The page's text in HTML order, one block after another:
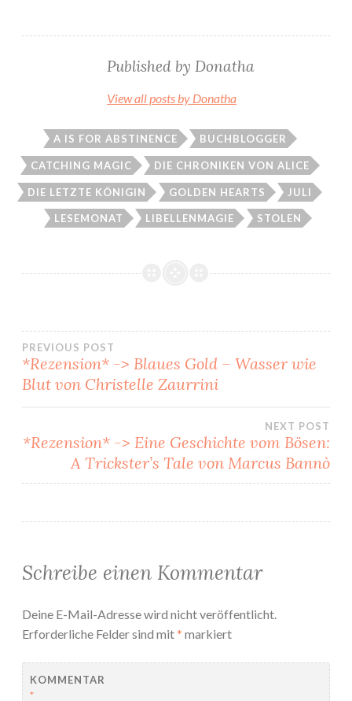
Published by Donatha
View all posts by Donatha
A IS FOR ABSTINENCE BUCHBLOGGER
CATCHING MAGIC DIE CHRONIKEN VON ALICE
DIE LETZTE KÖNIGIN GOLDEN HEARTS JULI
LESEMONAT LIBELLENMAGIE STOLEN
Beitragsnavigation
PREVIOUS POST
*Rezension* -> Blaues Gold – Wasser wie
Blut von Christelle Zaurrini
NEXT POST
*Rezension* -> Eine Geschichte vom Bösen:
A Trickster’s Tale von Marcus Bannò
Schreibe einen Kommentar
Deine E-Mail-Adresse wird nicht veröffentlicht.
Erforderliche Felder sind mit* markiert
KOMMENTAR
*